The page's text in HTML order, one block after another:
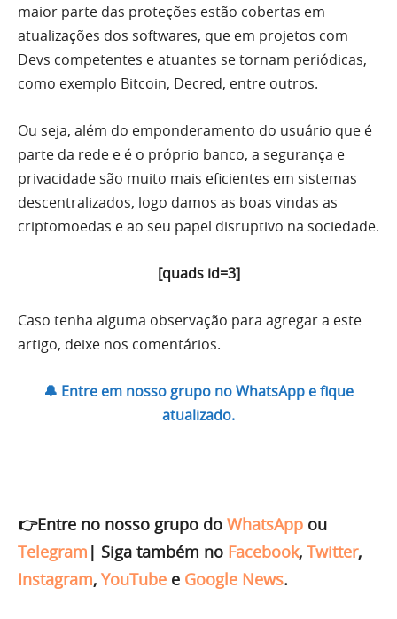
maior parte das proteções estão cobertas em
atualizações dos softwares, que em projetos com
Devs competentes e atuantes se tornam periódicas,
como exemplo Bitcoin, Decred, entre outros.
Ou seja, além do emponderamento do usuário que é
parte da rede e é o próprio banco, a segurança e
privacidade são muito mais eficientes em sistemas
descentralizados, logo damos as boas vindas as
criptomoedas e ao seu papel disruptivo na sociedade.
[quads id=3]
Caso tenha alguma observação para agregar a este
artigo, deixe nos comentários.
🔔 Entre em nosso grupo no WhatsApp e fique
atualizado.
👉Entre no nosso grupo do WhatsApp ou
Telegram | Siga também no Facebook, Twitter,
Instagram, YouTube e Google News.